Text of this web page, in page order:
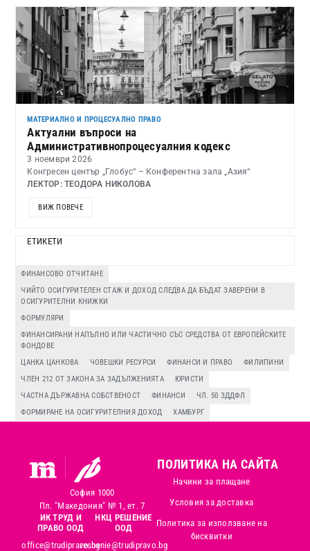
МАТЕРИАЛНО И ПРОЦЕСУАЛНО ПРАВО
Актуални въпроси на
Административнопроцесуалния кодекс
3 ноември 2026
Конгресен център „Глобус“ – Конферентна зала „Азия“
ЛЕКТОР: ТЕОДОРА НИКОЛОВА
ВИЖ ПОВЕЧЕ
ЕТИКЕТИ
ФИНАНСОВО ОТЧИТАНЕ
ЧИЙТО ОСИГУРИТЕЛЕН СТАЖ И ДОХОД СЛЕДВА ДА БЪДАТ ЗАВЕРЕНИ В
ОСИГУРИТЕЛНИ КНИЖКИ
ФОРМУЛЯРИ
ФИНАНСИРАНИ НАПЪЛНО ИЛИ ЧАСТИЧНО СЪС СРЕДСТВА ОТ ЕВРОПЕЙСКИТЕ
ФОНДОВЕ
ЦАНКА ЦАНКОВА
ЧОВЕШКИ РЕСУРСИ ФИНАНСИ И ПРАВО
ФИЛИПИНИ
ЧЛЕН 212 ОТ ЗАКОНА ЗА ЗАДЪЛЖЕНИЯТА
ЮРИСТИ
ЧАСТНА ДЪРЖАВНА СОБСТВЕНОСТ
ФИНАНСИ
ЧЛ. 50 ЗДДФЛ
ФОРМИРАНЕ НА ОСИГУРИТЕЛНИЯ ДОХОД
ХАМБУРГ
София 1000
Пл. "Македония" № 1, ет. 7
ИК ТРУД И
ПРАВО ООД
office@trudipravo.bg
НКЦ РЕШЕНИЕ
ООД
reshenie@trudipravo.bg
ПОЛИТИКА НА САЙТА
Начини за плащане
Условия за доставка
Политика за използване на
бисквитки